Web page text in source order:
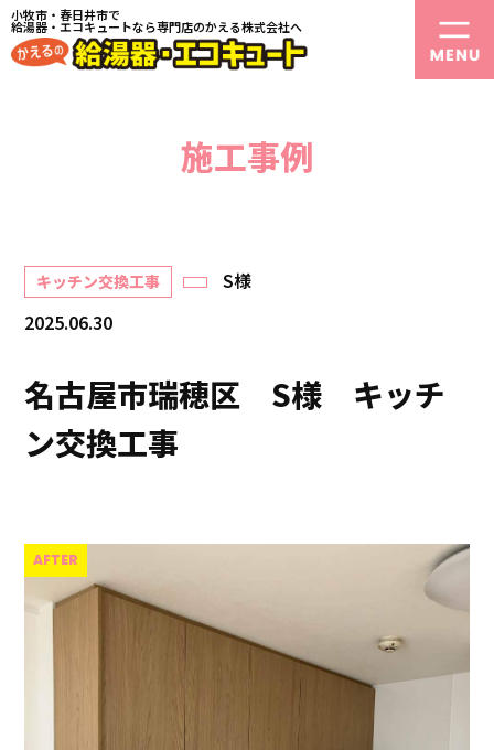
小牧市・春日井市で
給湯器・エコキュートなら専門店のかえる株式会社へ
施工事例
キッチン交換工事
S様
2025.06.30
名古屋市瑞穂区 S様 キッチ
ン交換工事